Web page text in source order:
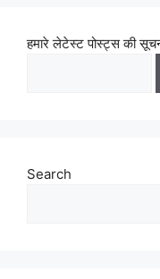
हमारे लेटेस्ट पोस्ट्स की
Search